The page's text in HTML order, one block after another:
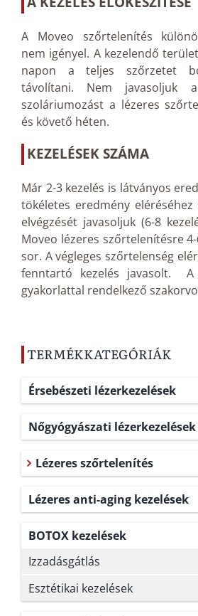
A Moveo szőrtelenítés
nem igényel. A kezelendő
napon a teljes szőrzetet
távolítani. Nem javasoljuk
szoláriumozást a lézeres
és követő héten.
KEZELÉSEK SZÁMA
Már 2-3 kezelés is látványos
tökéletes eredmény eléréséhez
elvégzését javasoljuk (6-8
Moveo lézeres szőrtelenítésre
sor. A végleges szőrtelenség
fenntartó kezelés javasolt. A
gyakorlattal rendelkező
TERMÉKKATEGÓRIÁK
Érsebészeti lézerkezelések
Nőgyógyászati lézerkezelések
Lézeres szőrtelenítés
Lézeres anti-aging kezelések
BOTOX kezelések
Izzadásgátlás
Esztétikai kezelések